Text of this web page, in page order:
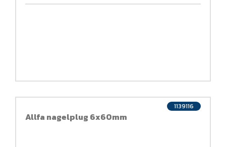
Allfa nagelplug 6x60mm
1139116